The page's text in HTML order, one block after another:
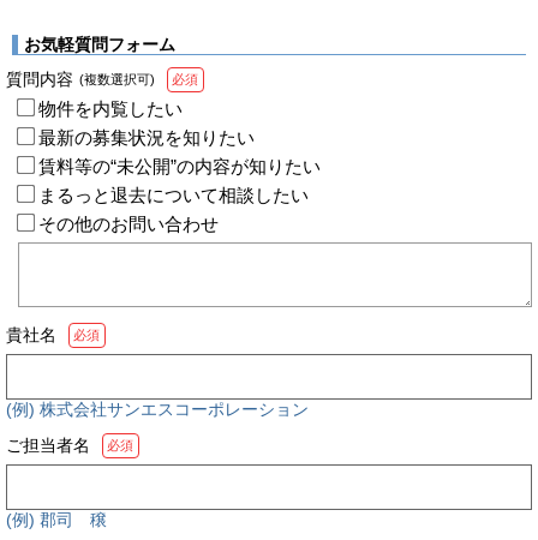
お気軽質問フォーム
質問内容 (複数選択可) 必須
物件を内覧したい
最新の募集状況を知りたい
賃料等の“未公開”の内容が知りたい
まるっと退去について相談したい
その他のお問い合わせ
貴社名 必須
(例) 株式会社サンエスコーポレーション
ご担当者名
必須
(例) 郡司 穣